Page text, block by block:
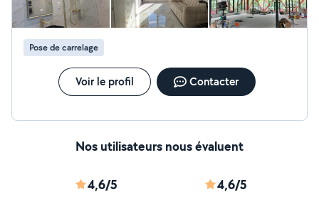
Pose de carrelage
Voir le profil Contacter
Nos utilisateurs nous évaluent
4,6/5 4,6/5